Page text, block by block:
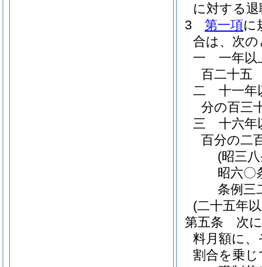
に対する
3
第一項に
合は、次
一
一年以
百二十五
二
十一年
分の百三
三
十六年
百分の二
(昭三
昭六〇
条例三
(二十五年
第五条
次
料月額に
割合を乗